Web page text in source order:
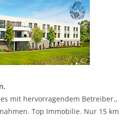
mit hervorragendem Betreiber.,
Top Immobilie. Nur 15 km